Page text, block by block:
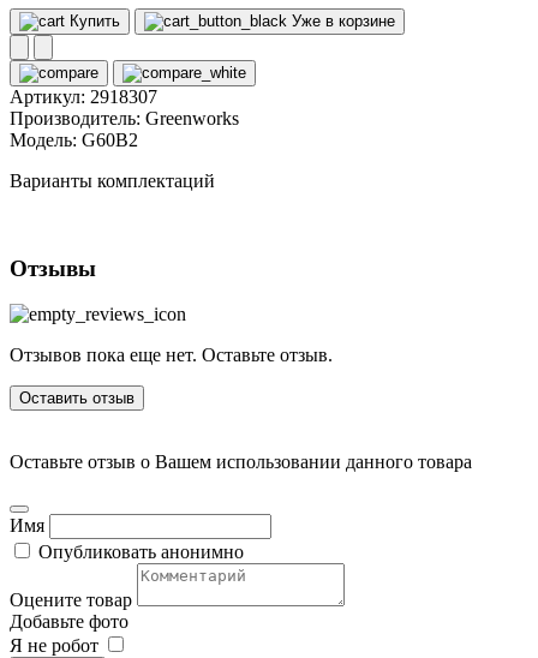
Купить Уже в корзине
Артикул: 2918307
Производитель: Greenworks
Модель: G60B2
Варианты комплектаций
Отзывы
Отзывов пока еще нет. Оставьте отзыв.
Оставить отзыв
Оставьте отзыв о Вашем использовании данного товара
Имя
Опубликовать анонимно
Оцените товар
Добавьте фото
Я не робот